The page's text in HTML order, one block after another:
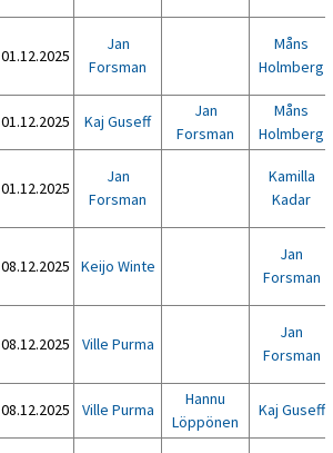
01.12.2025
Jan
Forsman
Måns
Holmberg
01.12.2025 Kaj Guseff
Jan
Forsman
Måns
Holmberg
01.12.2025
Jan
Forsman
Kamilla
Kadar
08.12.2025 Keijo Winte
Jan
Forsman
08.12.2025 Ville Purma
Jan
Forsman
08.12.2025 Ville Purma
Hannu
Löppönen
Kaj Guseff